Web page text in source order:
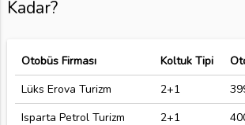
Kadar?
Otobüs Firması Koltuk Tipi
Lüks Erova Turizm
2+1
Isparta Petrol Turizm
2+1